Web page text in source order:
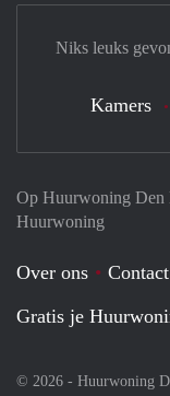
Op Huurwoning Den
Huurwoning
Over ons Contact
Gratis je
© 2026 - Huurwoning
Niks leuks
Kamers